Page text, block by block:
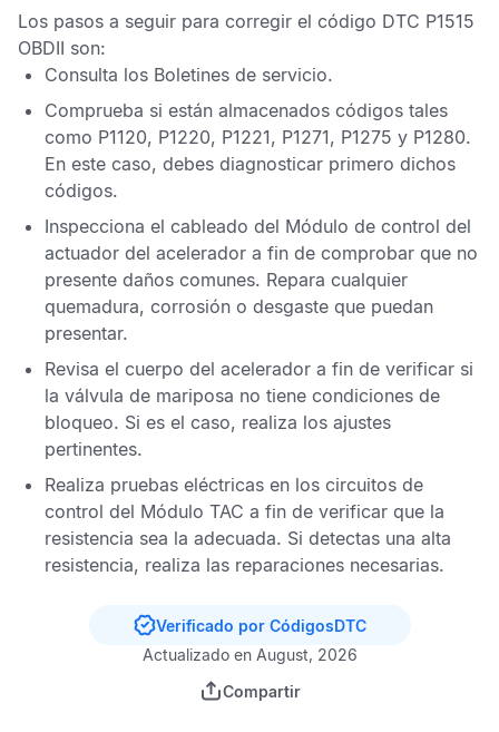
Los pasos a seguir para corregir el código DTC P1515
OBDII son:
Consulta los Boletines de servicio.
Comprueba si están almacenados códigos tales
como P1120, P1220, P1221, P1271, P1275 y P1280.
En este caso, debes diagnosticar primero dichos
códigos.
Inspecciona el cableado del Módulo de control del
actuador del acelerador a fin de comprobar que no
presente daños comunes. Repara cualquier
quemadura, corrosión o desgaste que puedan
presentar.
Revisa el cuerpo del acelerador a fin de verificar si
la válvula de mariposa no tiene condiciones de
bloqueo. Si es el caso, realiza los ajustes
pertinentes.
Realiza pruebas eléctricas en los circuitos de
control del Módulo TAC a fin de verificar que la
resistencia sea la adecuada. Si detectas una alta
resistencia, realiza las reparaciones necesarias.
Verificado por CódigosDTC
Actualizado en August, 2026
Compartir